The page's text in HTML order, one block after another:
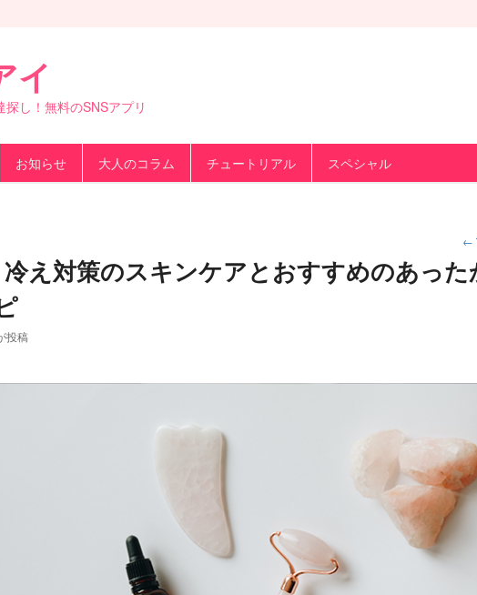
イ
探し！無料のSNSアプリ
お知らせ 大人のコラム チュートリアル スペシャル
投
稿
ナ
←
え対策のスキンケアとおすすめのあった
投稿